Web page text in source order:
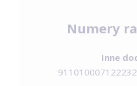
Numery
Inne